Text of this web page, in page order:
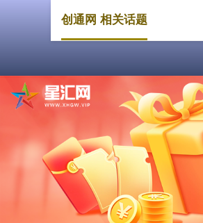
创通网 相关话题